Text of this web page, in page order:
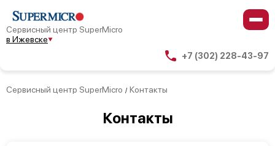
Сервисный центр SuperMicro
в Ижевске
+7 (302) 228-43-97
Сервисный центр SuperMicro / Контакты
Контакты